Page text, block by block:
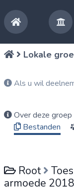
Lokale
Als u wil
Over deze groep
Bestanden
Root
armoede